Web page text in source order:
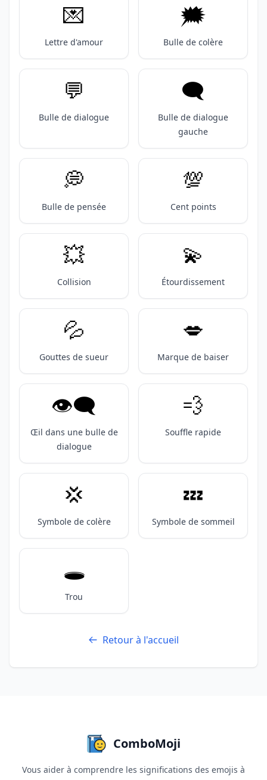
💌
Lettre d'amour
🗯️
Bulle de colère
💬
Bulle de dialogue
🗨️
Bulle de dialogue
gauche
💭
Bulle de pensée
💯
Cent points
💥
Collision
💫
Étourdissement
💦
Gouttes de sueur
💋
Marque de baiser
👁️‍🗨️
Œil dans une bulle de
dialogue
💨
Souffle rapide
💢
Symbole de colère
💤
Symbole de sommeil
🕳️
Trou
Retour à l'accueil
ComboMoji
Vous aider à comprendre les significations des emojis à